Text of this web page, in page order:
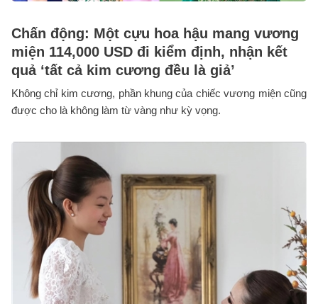
Chấn động: Một cựu hoa hậu mang vương
miện 114,000 USD đi kiểm định, nhận kết
quả ‘tất cả kim cương đều là giả’
Không chỉ kim cương, phần khung của chiếc vương miện cũng
được cho là không làm từ vàng như kỳ vọng.